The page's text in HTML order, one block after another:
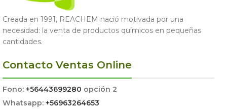
Creada en 1991, REACHEM nació motivada por una
necesidad: la venta de productos químicos en pequeñas
cantidades.
Contacto Ventas Online
Fono: +56443699280 opción 2
Whatsapp: +56963264653